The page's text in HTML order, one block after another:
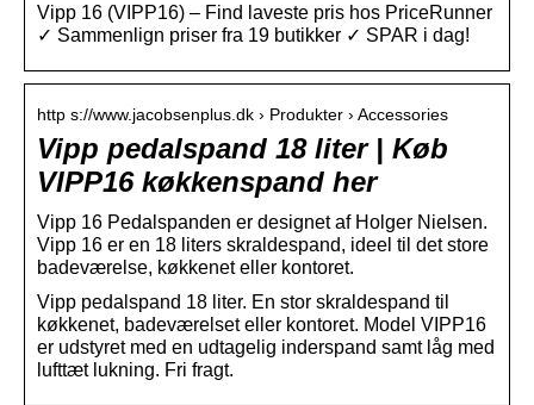
Vipp 16 (VIPP16) – Find laveste pris hos PriceRunner
✓ Sammenlign priser fra 19 butikker ✓ SPAR i dag!
http s://www.jacobsenplus.dk › Produkter › Accessories
Vipp pedalspand 18 liter | Køb
VIPP16 køkkenspand her
Vipp 16 Pedalspanden er designet af Holger Nielsen.
Vipp 16 er en 18 liters skraldespand, ideel til det store
badeværelse, køkkenet eller kontoret.
Vipp pedalspand 18 liter. En stor skraldespand til
køkkenet, badeværelset eller kontoret. Model VIPP16
er udstyret med en udtagelig inderspand samt låg med
lufttæt lukning. Fri fragt.